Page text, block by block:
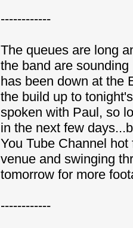
------------
The queues are long
the band are
has been down at the
the build up to
spoken with Paul, so
in the next few
You Tube Channel
venue and swinging
tomorrow for more
------------